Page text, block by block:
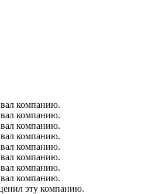
компанию.
компанию.
компанию.
компанию.
компанию.
компанию.
компанию.
компанию.
эту компанию.